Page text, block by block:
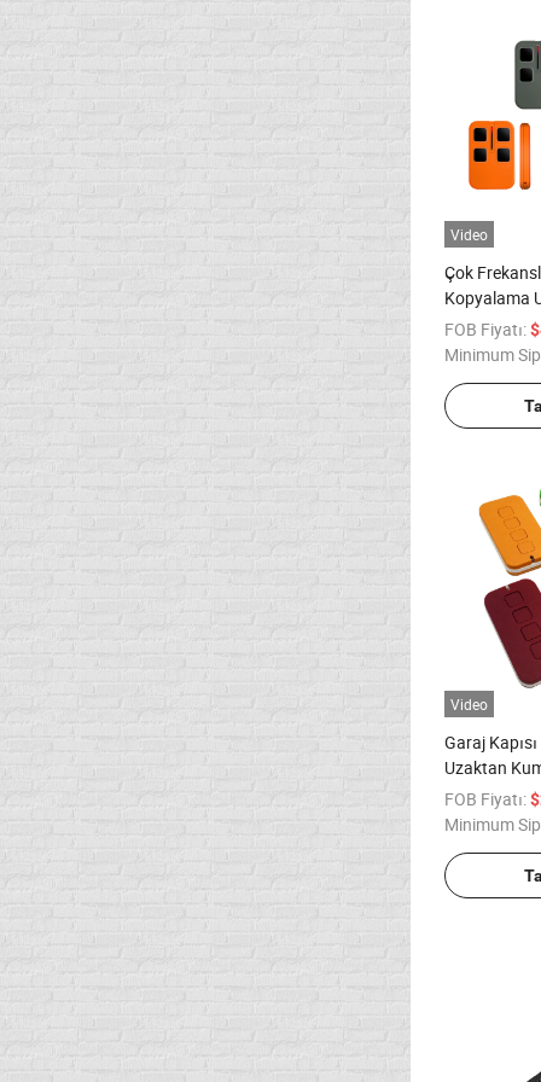
Video
Çok
Kopyalama
280MHz-
FOB Fiyatı:
Minimum
Video
Garaj Kapısı
Uzaktan
FOB Fiyatı:
Minimum